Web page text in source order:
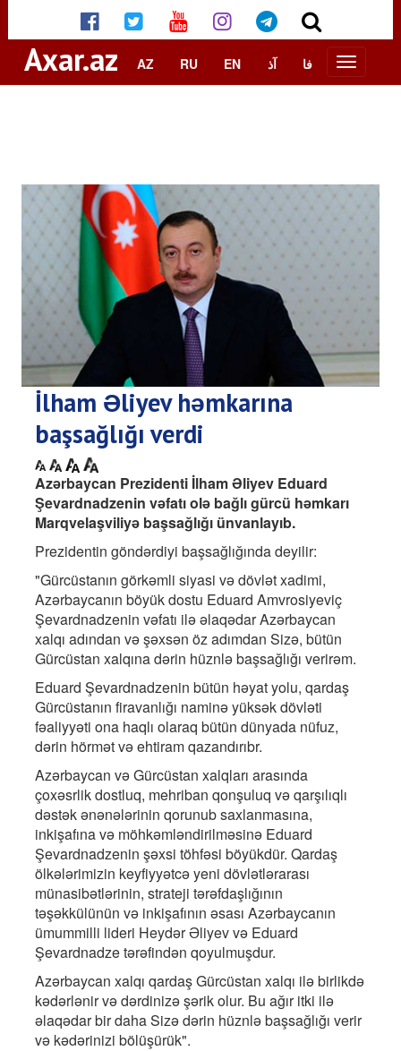
Axar.az AZ RU EN آذ فا
İlham Əliyev həmkarına
başsağlığı verdi
Azərbaycan Prezidenti İlham Əliyev Eduard
Şevardnadzenin vəfatı olə bağlı gürcü həmkarı
Marqvelaşviliyə başsağlığı ünvanlayıb.
Prezidentin göndərdiyi başsağlığında deyilir:
"Gürcüstanın görkəmli siyasi və dövlət xadimi,
Azərbaycanın böyük dostu Eduard Amvrosiyeviç
Şevardnadzenin vəfatı ilə əlaqədar Azərbaycan
xalqı adından və şəxsən öz adımdan Sizə, bütün
Gürcüstan xalqına dərin hüznlə başsağlığı verirəm.
Eduard Şevardnadzenin bütün həyat yolu, qardaş
Gürcüstanın firavanlığı naminə yüksək dövləti
fəaliyyəti ona haqlı olaraq bütün dünyada nüfuz,
dərin hörmət və ehtiram qazandırıbr.
Azərbaycan və Gürcüstan xalqları arasında
çoxəsrlik dostluq, mehriban qonşuluq və qarşılıqlı
dəstək ənənələrinin qorunub saxlanmasına,
inkişafına və möhkəmləndirilməsinə Eduard
Şevardnadzenin şəxsi töhfəsi böyükdür. Qardaş
ölkələrimizin keyfiyyətcə yeni dövlətlərarası
münasibətlərinin, strateji tərəfdaşlığının
təşəkkülünün və inkişafının əsası Azərbaycanın
ümummilli lideri Heydər Əliyev və Eduard
Şevardnadze tərəfindən qoyulmuşdur.
Azərbaycan xalqı qardaş Gürcüstan xalqı ilə birlikdə
kədərlənir və dərdinizə şərik olur. Bu ağır itki ilə
əlaqədar bir daha Sizə dərin hüznlə başsağlığı verir
və kədərinizi bölüşürük".